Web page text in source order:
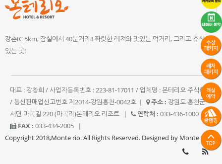
강촌IC 5km, 잠실에서 40분거리!! 짜릿한 레져와 맛있는 먹거리, 그리고 휴식이
있는 곳!
대표 : 강창희 / 사업자등록번호 : 223-81-17011 / 업체명 : 몬테리오 주식회사
/ 통신판매업신고번호 제2014-강원홍천-0042호 | 주소 : 강원도 홍천군
서면 마곡길 220 (마곡리)몬테리오 리조트
| 연락처 : 033-436-1000
|
FAX : 033-434-2005
|
Copyright 2018,Monte rio. All Rights Reserved. Designed by Monte rio.